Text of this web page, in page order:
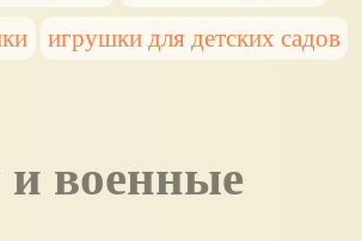
игрушки для детских садов